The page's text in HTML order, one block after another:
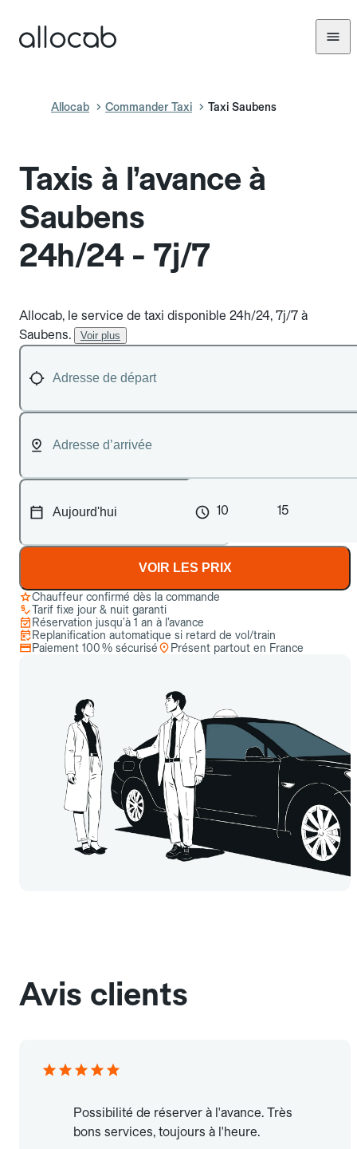
Allocab Commander Taxi Taxi Saubens
Taxis à l’avance à
Saubens
24h/24 - 7j/7
Allocab, le service de taxi disponible 24h/24, 7j/7 à
Saubens.
Voir plus
10 15
VOIR LES PRIX
Chauffeur confirmé dès la commande
Tarif fixe jour & nuit garanti
Réservation jusqu’à 1 an à l’avance
Replanification automatique si retard de vol/train
Paiement 100 % sécurisé
Présent partout en France
Avis clients
Possibilité de réserver à l'avance. Très
bons services, toujours à l'heure.